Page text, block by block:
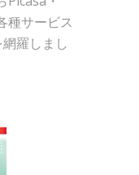
種サービス
羅しまし